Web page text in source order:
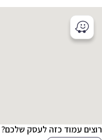
עמוד כזה לעסק שלכם?